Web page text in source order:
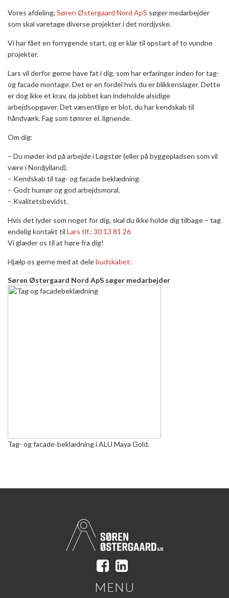
Vores afdeling, Søren Østergaard Nord ApS søger medarbejder
som skal varetage diverse projekter i det nordjyske.
Vi har fået en forrygende start, og er klar til opstart af to vundne
projekter.
Lars vil derfor gerne have fat i dig, som har erfaringer inden for tag-
og facade montage. Det er en fordel hvis du er blikkenslager. Dette
er dog ikke et krav, da jobbet kan indeholde alsidige
arbejdsopgaver. Det væsentlige er blot, du har kendskab til
håndværk. Fag som tømrer el. lignende.
Om dig:
– Du møder ind på arbejde i Løgstør (eller på byggepladsen som vil
være i Nordjylland).
– Kendskab til tag- og facade beklædning.
– Godt humør og god arbejdsmoral.
– Kvalitetsbevidst.
Hvis det lyder som noget for dig, skal du ikke holde dig tilbage – tag
endelig kontakt til Lars tlf.: 30 13 81 26
Vi glæder os til at høre fra dig!
Hjælp os gerne med at delebudskabet:
Søren Østergaard Nord ApS søger medarbejder
Tag- og facade-beklædning i ALU Maya Gold.
MENU